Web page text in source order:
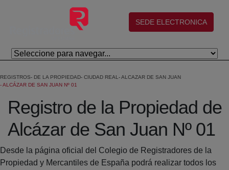
Salta al contingut principal
(abre en nueva ventana)
SEDE ELECTRONICA
REGISTROS DE LA PROPIEDAD CIUDAD REAL
ALCAZAR DE SAN JUAN
ALCÁZAR DE SAN JUAN Nº 01
Registro de la Propiedad de
Alcázar de San Juan Nº 01
Desde la página oficial del Colegio de Registradores de la
Propiedad y Mercantiles de España podrá realizar todos los